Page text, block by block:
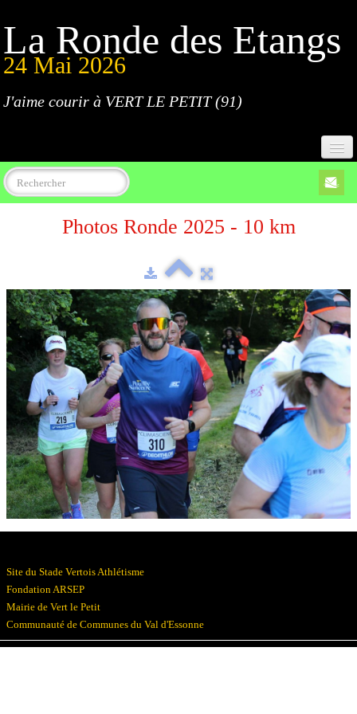
La Ronde des Etangs
24 Mai 2026
J'aime courir à VERT LE PETIT (91)
Accueil
Programme
Règlement
Parcours
Résultats
Devenez bénévoles
Partenaires
Photos
Photos Ronde 2025 - 10 km
Site du Stade Vertois Athlétisme
Fondation ARSEP
Mairie de Vert le Petit
Communauté de Communes du Val d'Essonne